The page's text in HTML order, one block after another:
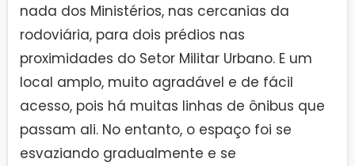
nada dos Ministérios, nas cercanias da
rodoviária, para dois prédios nas
proximidades do Setor Militar Urbano. E um
local amplo, muito agradável e de fácil
acesso, pois há muitas linhas de ônibus que
passam ali. No entanto, o espaço foi se
esvaziando gradualmente e se